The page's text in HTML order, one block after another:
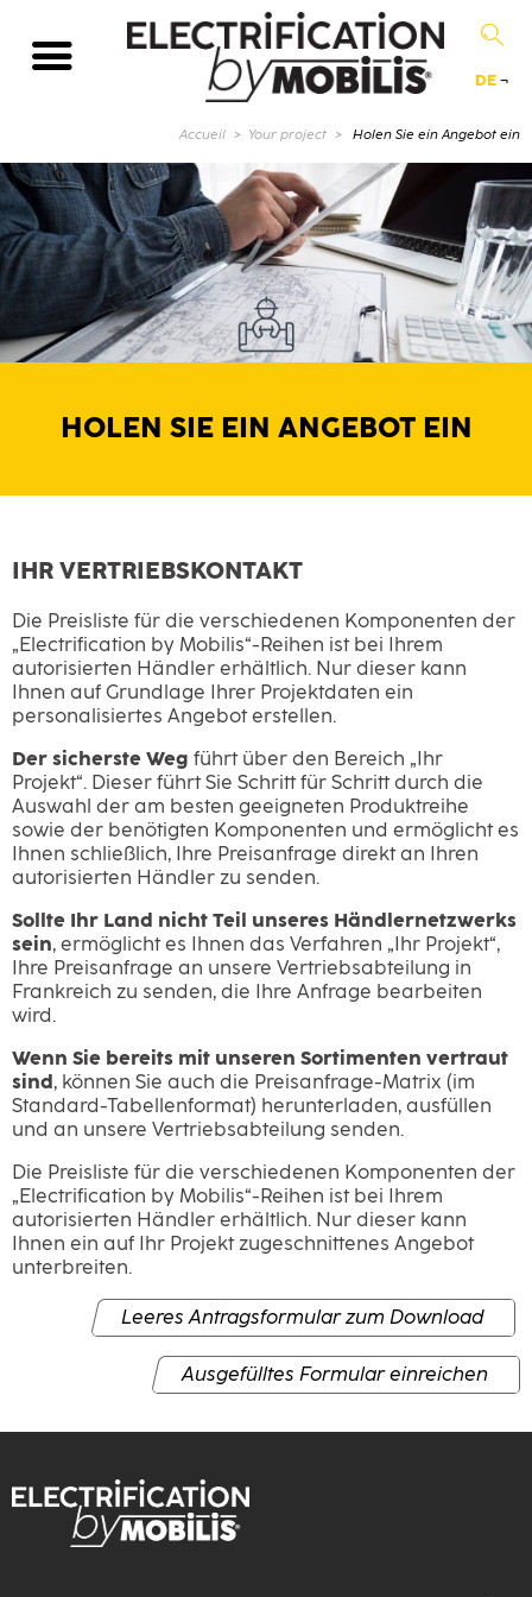
DE ¬
Accueil Your project Aktuelle Seite :
Holen Sie ein Angebot ein
HOLEN SIE EIN ANGEBOT EIN
IHR VERTRIEBSKONTAKT
Die Preisliste für die verschiedenen Komponenten der
„Electrification by Mobilis“-Reihen ist bei Ihrem
autorisierten Händler erhältlich. Nur dieser kann
Ihnen auf Grundlage Ihrer Projektdaten ein
personalisiertes Angebot erstellen.
Der sicherste Weg führt über den Bereich „Ihr
Projekt“. Dieser führt Sie Schritt für Schritt durch die
Auswahl der am besten geeigneten Produktreihe
sowie der benötigten Komponenten und ermöglicht es
Ihnen schließlich, Ihre Preisanfrage direkt an Ihren
autorisierten Händler zu senden.
Sollte Ihr Land nicht Teil unseres Händlernetzwerks
sein, ermöglicht es Ihnen das Verfahren „Ihr Projekt“,
Ihre Preisanfrage an unsere Vertriebsabteilung in
Frankreich zu senden, die Ihre Anfrage bearbeiten
wird.
Wenn Sie bereits mit unseren Sortimenten vertraut
sind , können Sie auch die Preisanfrage-Matrix (im
Standard-Tabellenformat) herunterladen, ausfüllen
und an unsere Vertriebsabteilung senden.
Die Preisliste für die verschiedenen Komponenten der
„Electrification by Mobilis“-Reihen ist bei Ihrem
autorisierten Händler erhältlich. Nur dieser kann
Ihnen ein auf Ihr Projekt zugeschnittenes Angebot
unterbreiten.
Leeres Antragsformular zum Download
Ausgefülltes Formular einreichen